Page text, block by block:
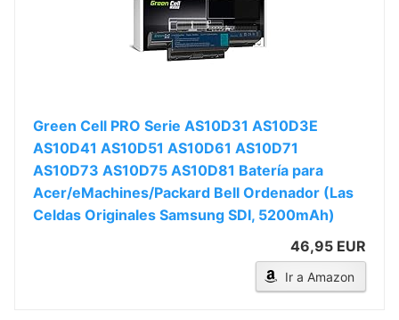
Green Cell PRO Serie AS10D31 AS10D3E
AS10D41 AS10D51 AS10D61 AS10D71
AS10D73 AS10D75 AS10D81 Batería para
Acer/eMachines/Packard Bell Ordenador (Las
Celdas Originales Samsung SDI, 5200mAh)
46,95 EUR
Ir a Amazon